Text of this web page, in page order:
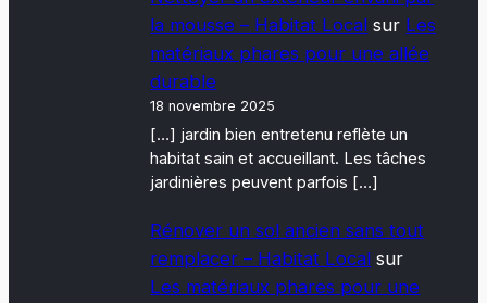
la mousse – Habitat Local sur Les
matériaux phares pour une allée
durable
18 novembre 2025
[…] jardin bien entretenu reflète un
habitat sain et accueillant. Les tâches
jardinières peuvent parfois […]
Rénover un sol ancien sans tout
remplacer – Habitat Local sur
Les matériaux phares pour une